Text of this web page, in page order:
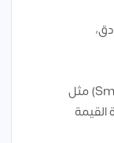
دمج تقنيات المنازل الذكية (Smart Home) مثل
القيمة